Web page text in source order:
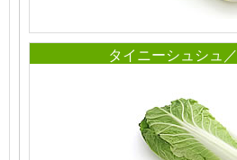
タイニーシュシュ